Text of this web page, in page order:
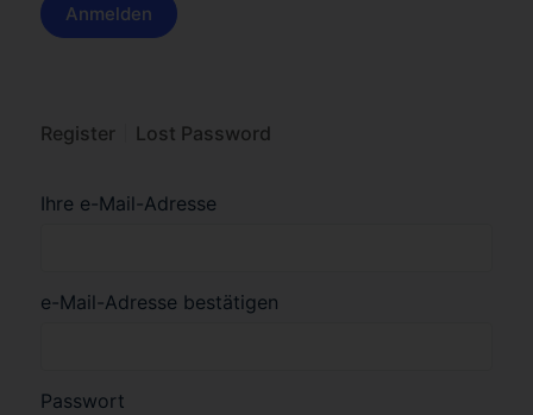
Register Lost Password
Ihre e-Mail-Adresse
e-Mail-Adresse bestätigen
Passwort